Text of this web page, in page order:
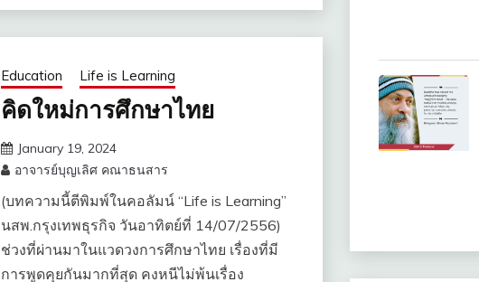
Education Life is Learning
คิดใหม่การศึกษาไทย
January 19, 2024
อาจารย์บุญเลิศ คณาธนสาร
(บทความนี้ตีพิมพ์ในคอลัมน์ “Life is Learning”
นสพ.กรุงเทพธุรกิจ วันอาทิตย์ที่ ​14/07/2556)
ช่วงที่ผ่านมาในแวดวงการศึกษาไทย เรื่องที่มี
การพูดคุยกันมากที่สุด คงหนีไม่พ้นเรื่อง